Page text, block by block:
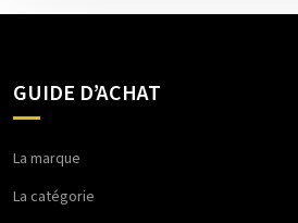
GUIDE D’ACHAT
La marque
La catégorie